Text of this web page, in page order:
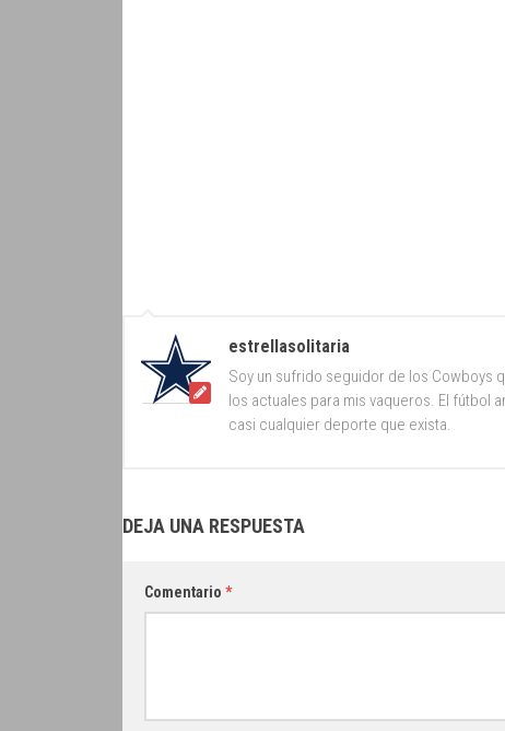
estrellasolitaria
Soy un sufrido seguidor de los Cowboys
los actuales para mis vaqueros. El fútbol
casi cualquier deporte que exista.
DEJA UNA RESPUESTA
Comentario *